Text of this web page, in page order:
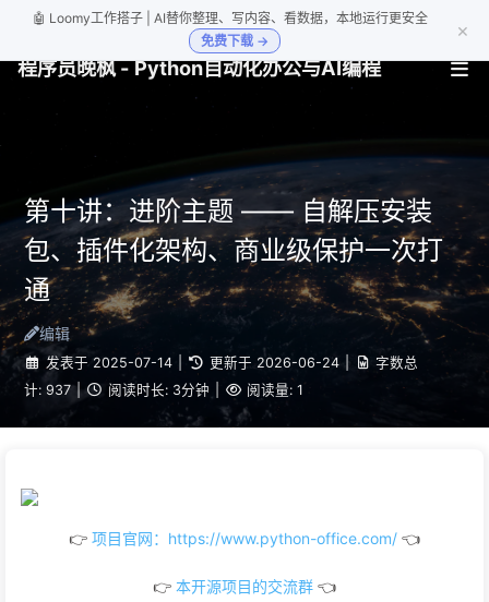
🤖 Loomy工作搭子 | AI替你整理、写内容、看数据，本地运行更安全
免费下载 →
×
程序员晚枫 - Python自动化办公与AI编程
第十讲：进阶主题 —— 自解压安装
包、插件化架构、商业级保护一次打
通
编辑
发表于 2025-07-14 更新于 2026-06-24
字数总
计: 937 | 阅读时长: 3分钟 阅读量: 1
👉 项目官网：https://www.python-office.com/ 👈
👉 本开源项目的交流群 👈